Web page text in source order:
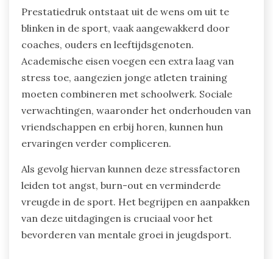
Prestatiedruk ontstaat uit de wens om uit te
blinken in de sport, vaak aangewakkerd door
coaches, ouders en leeftijdsgenoten.
Academische eisen voegen een extra laag van
stress toe, aangezien jonge atleten training
moeten combineren met schoolwerk. Sociale
verwachtingen, waaronder het onderhouden van
vriendschappen en erbij horen, kunnen hun
ervaringen verder compliceren.
Als gevolg hiervan kunnen deze stressfactoren
leiden tot angst, burn-out en verminderde
vreugde in de sport. Het begrijpen en aanpakken
van deze uitdagingen is cruciaal voor het
bevorderen van mentale groei in jeugdsport.